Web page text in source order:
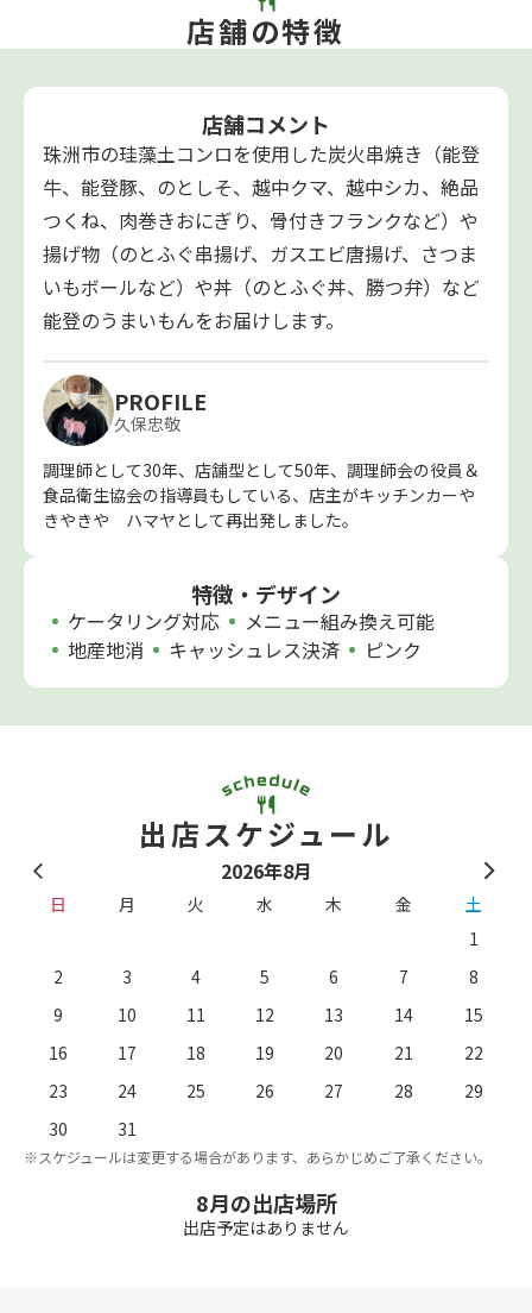
店舗の特徴
店舗コメント
珠洲市の珪藻土コンロを使用した炭火串焼き（能登
牛、能登豚、のとしそ、越中クマ、越中シカ、絶品
つくね、肉巻きおにぎり、骨付きフランクなど）や
揚げ物（のとふぐ串揚げ、ガスエビ唐揚げ、さつま
いもボールなど）や丼（のとふぐ丼、勝つ弁）など
能登のうまいもんをお届けします。
PROFILE
久保忠敬
調理師として30年、店舗型として50年、調理師会の役員＆
食品衛生協会の指導員もしている、店主がキッチンカーや
きやきや ハマヤとして再出発しました。
特徴・デザイン
ケータリング対応
メニュー組み換え可能
地産地消
キャッシュレス決済 ピンク
出店スケジュール
2026年8月
日 月 火 水 木 金
土
1
2
3 4 5 6 7
8
9
10 11 12 13 14
15
16
17 18 19 20 21
22
23
24 25 26 27 28
29
30
31
※スケジュールは変更する場合があります、あらかじめご了承ください。
8月の出店場所
出店予定はありません